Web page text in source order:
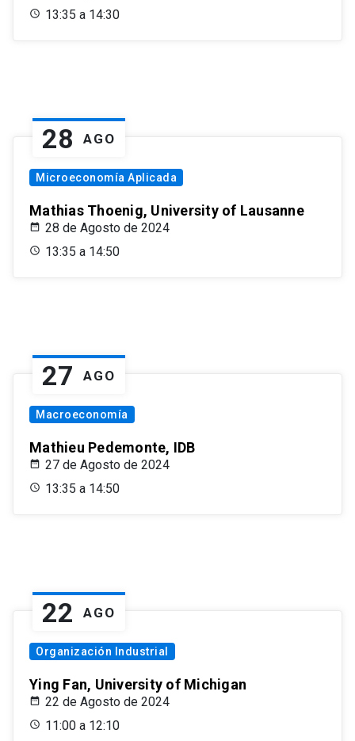
13:35 a 14:30
28 AGO
Microeconomía Aplicada
Mathias Thoenig, University of Lausanne
28 de Agosto de 2024
13:35 a 14:50
27 AGO
Macroeconomía
Mathieu Pedemonte, IDB
27 de Agosto de 2024
13:35 a 14:50
22 AGO
Organización Industrial
Ying Fan, University of Michigan
22 de Agosto de 2024
11:00 a 12:10